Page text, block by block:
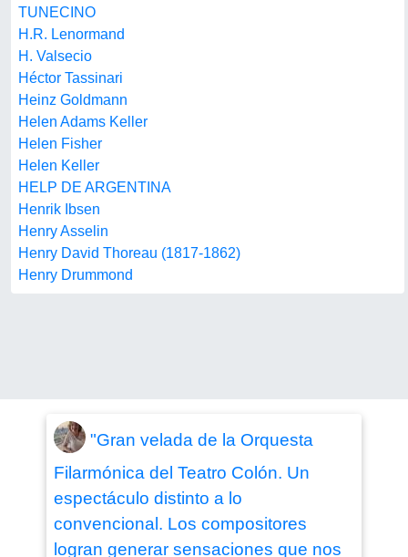
TUNECINO
H.R. Lenormand
H. Valsecio
Héctor Tassinari
Heinz Goldmann
Helen Adams Keller
Helen Fisher
Helen Keller
HELP DE ARGENTINA
Henrik Ibsen
Henry Asselin
Henry David Thoreau (1817-1862)
Henry Drummond
"Gran velada de la Orquesta
Filarmónica del Teatro Colón. Un
espectáculo distinto a lo
convencional. Los compositores
logran generar sensaciones que nos